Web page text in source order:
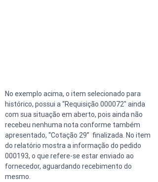
No exemplo acima, o item selecionado para
histórico, possui a “Requisição 000072" ainda
com sua situação em aberto, pois ainda não
recebeu nenhuma nota conforme também
apresentado, “Cotação 29”  finalizada. No item
do relatório mostra a informação do pedido
000193, o que refere-se estar enviado ao
fornecedor, aguardando recebimento do
mesmo.